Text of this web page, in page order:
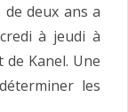
de deux ans a
à jeudi à
Kanel. Une
les